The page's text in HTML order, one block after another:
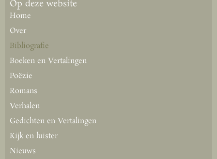
Op deze website
Home
Over
Bibliografie
Boeken en Vertalingen
Poëzie
Romans
Verhalen
Gedichten en Vertalingen
Kijk en luister
Nieuws